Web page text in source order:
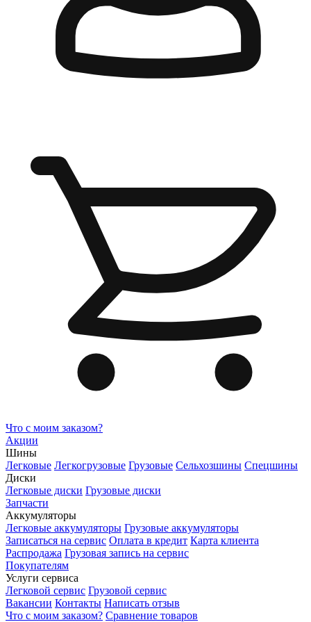
Что с моим заказом?
Акции
Шины
Легковые Легкогрузовые Грузовые Сельхозшины Спецшины
Диски
Легковые диски Грузовые диски
Запчасти
Аккумуляторы
Легковые аккумуляторы Грузовые аккумуляторы
Записаться на сервис Оплата в кредит Карта клиента
Распродажа Грузовая запись на сервис
Покупателям
Услуги сервиса
Легковой сервис Грузовой сервис
Вакансии Контакты Написать отзыв
Что с моим заказом? Сравнение товаров